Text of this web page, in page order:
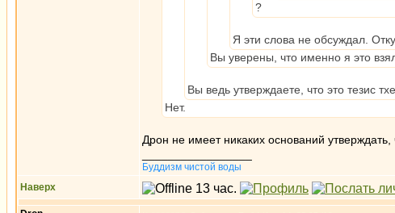
?
Я эти слова не обсуждал.
Вы уверены, что именно я это
Вы ведь утверждаете, что это тезис
Нет.
Дрон не имеет никаких оснований
Буддизм чистой воды
Наверх